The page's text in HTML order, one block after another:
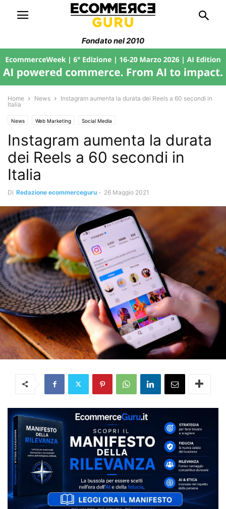
Fondato nel 2010
Home News
Instagram aumenta la durata dei Reels a 60 secondi in
Italia
News Web Marketing Social Media
Instagram aumenta la durata
dei Reels a 60 secondi in
Italia
Di Redazione ecommerceguru - 26 Maggio 2021